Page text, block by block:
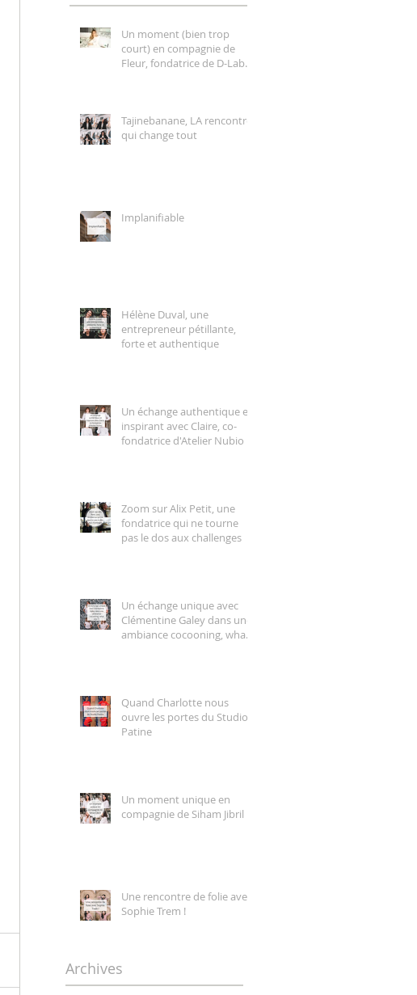
Un moment (bien trop
court) en compagnie de
Fleur, fondatrice de D-Lab
Tajinebanane, LA rencontre
qui change tout
Implanifiable
Hélène Duval, une
entrepreneur pétillante,
forte et authentique
Un échange authentique et
inspirant avec Claire, co-
fondatrice d'Atelier Nubio
Zoom sur Alix Petit, une
fondatrice qui ne tourne
pas le dos aux challenges
Un échange unique avec
Clémentine Galey dans une
ambiance cocooning, what
Quand Charlotte nous
ouvre les portes du Studio
Patine
Un moment unique en
compagnie de Siham Jibril
Une rencontre de folie avec
Sophie Trem !
Archives